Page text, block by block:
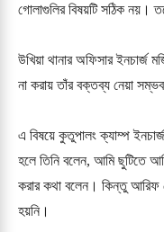
গোলাগুলির বিষয়টি সঠিক নয়।
উখিয়া থানার অফিসার ইনচার্জ
না করায় তাঁর বক্তব্য নেয়া
এ বিষয়ে কুতুপালং ক্যাম্প
হলে তিনি বলেন, আমি ছুটিতে
করার কথা বলেন। কিন্তু আরিফ
হয়নি।